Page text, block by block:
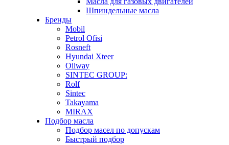
Шпиндельные масла
Бренды
Mobil
Petrol Ofisi
Rosneft
Hyundai Xteer
Oilway
SINTEC GROUP:
Rolf
Sintec
Takayama
MIRAX
Подбор масла
Подбор масел по допускам
Быстрый подбор